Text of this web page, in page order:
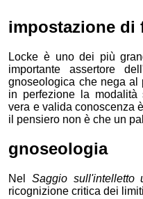
impostazione di
Locke è uno dei più
importante assertore
gnoseologica che nega al
in perfezione la modalità
vera e valida conoscenza
il pensiero non è che un
gnoseologia
Nel Saggio sull'intelletto
ricognizione critica dei